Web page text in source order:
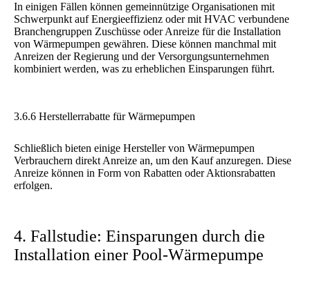
In einigen Fällen können gemeinnützige Organisationen mit
Schwerpunkt auf Energieeffizienz oder mit HVAC verbundene
Branchengruppen Zuschüsse oder Anreize für die Installation
von Wärmepumpen gewähren. Diese können manchmal mit
Anreizen der Regierung und der Versorgungsunternehmen
kombiniert werden, was zu erheblichen Einsparungen führt.
3.6.6 Herstellerrabatte für Wärmepumpen
Schließlich bieten einige Hersteller von Wärmepumpen
Verbrauchern direkt Anreize an, um den Kauf anzuregen. Diese
Anreize können in Form von Rabatten oder Aktionsrabatten
erfolgen.
4. Fallstudie: Einsparungen durch die
Installation einer Pool-Wärmepumpe